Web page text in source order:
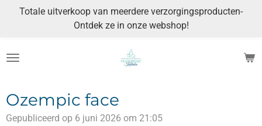
de
Totale uitverkoop van meerdere verzorgingsproducten-
Ontdek ze in onze webshop!
Ozempic face
Gepubliceerd op 6 juni 2026 om 21:05